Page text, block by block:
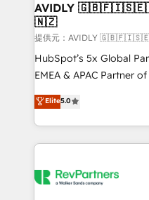
AVIDLY
🇳🇿
提供元：AVIDLY
HubSpot’s 5x Global
EMEA & APAC Partner
experienced and fully
Partner. 🚀 With 2,750+ HubSpot projects delivered
and 370+ specialists
we de-risk complex
multi-region migrations
Elite5.0